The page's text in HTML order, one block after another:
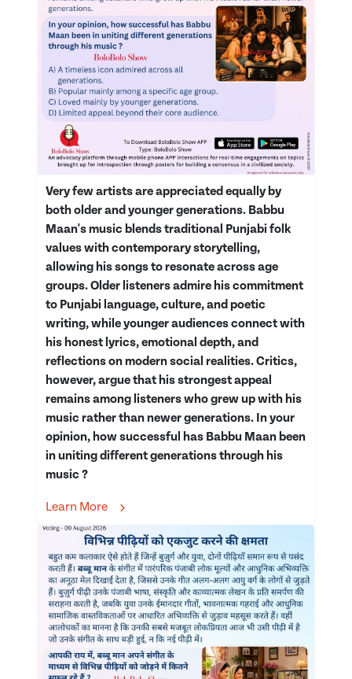
Very few artists are appreciated equally by
both older and younger generations. Babbu
Maan's music blends traditional Punjabi folk
values with contemporary storytelling,
allowing his songs to resonate across age
groups. Older listeners admire his commitment
to Punjabi language, culture, and poetic
writing, while younger audiences connect with
his honest lyrics, emotional depth, and
reflections on modern social realities. Critics,
however, argue that his strongest appeal
remains among listeners who grew up with his
music rather than newer generations. In your
opinion, how successful has Babbu Maan been
in uniting different generations through his
music ?
Learn More